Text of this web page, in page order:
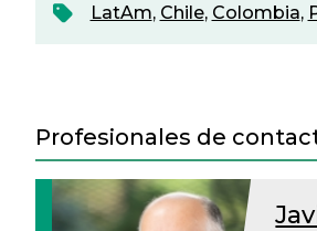
LatAm, Chile, Colombia,
Profesionales de